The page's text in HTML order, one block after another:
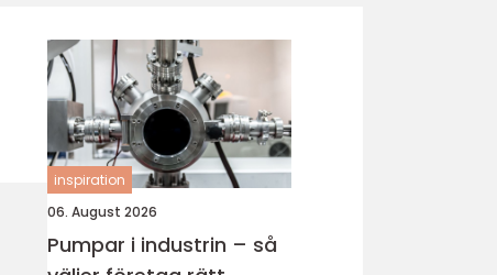
inspiration
06. August 2026
Pumpar i industrin – så